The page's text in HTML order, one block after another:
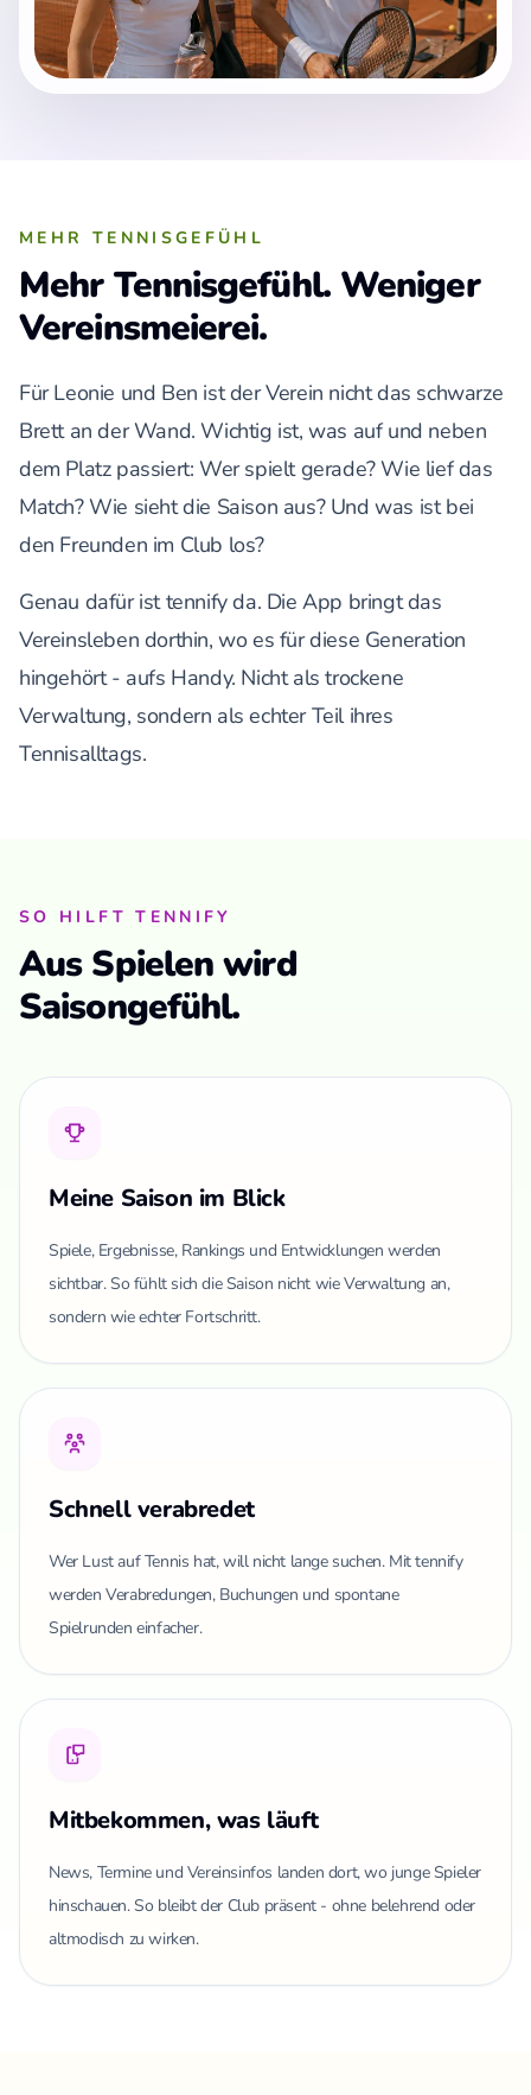
MEHR TENNISGEFÜHL
Mehr Tennisgefühl. Weniger
Vereinsmeierei.
Für Leonie und Ben ist der Verein nicht das schwarze
Brett an der Wand. Wichtig ist, was auf und neben
dem Platz passiert: Wer spielt gerade? Wie lief das
Match? Wie sieht die Saison aus? Und was ist bei
den Freunden im Club los?
Genau dafür ist tennify da. Die App bringt das
Vereinsleben dorthin, wo es für diese Generation
hingehört - aufs Handy. Nicht als trockene
Verwaltung, sondern als echter Teil ihres
Tennisalltags.
SO HILFT TENNIFY
Aus Spielen wird
Saisongefühl.
Meine Saison im Blick
Spiele, Ergebnisse, Rankings und Entwicklungen werden
sichtbar. So fühlt sich die Saison nicht wie Verwaltung an,
sondern wie echter Fortschritt.
Schnell verabredet
Wer Lust auf Tennis hat, will nicht lange suchen. Mit tennify
werden Verabredungen, Buchungen und spontane
Spielrunden einfacher.
Mitbekommen, was läuft
News, Termine und Vereinsinfos landen dort, wo junge Spieler
hinschauen. So bleibt der Club präsent - ohne belehrend oder
altmodisch zu wirken.